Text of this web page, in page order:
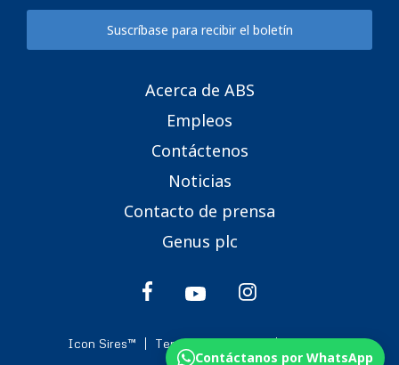
Suscríbase para recibir el boletín
Acerca de ABS
Empleos
Contáctenos
Noticias
Contacto de prensa
Genus plc
Icon Sires™ Terms & Conditions Cookies
Contáctanos por WhatsApp